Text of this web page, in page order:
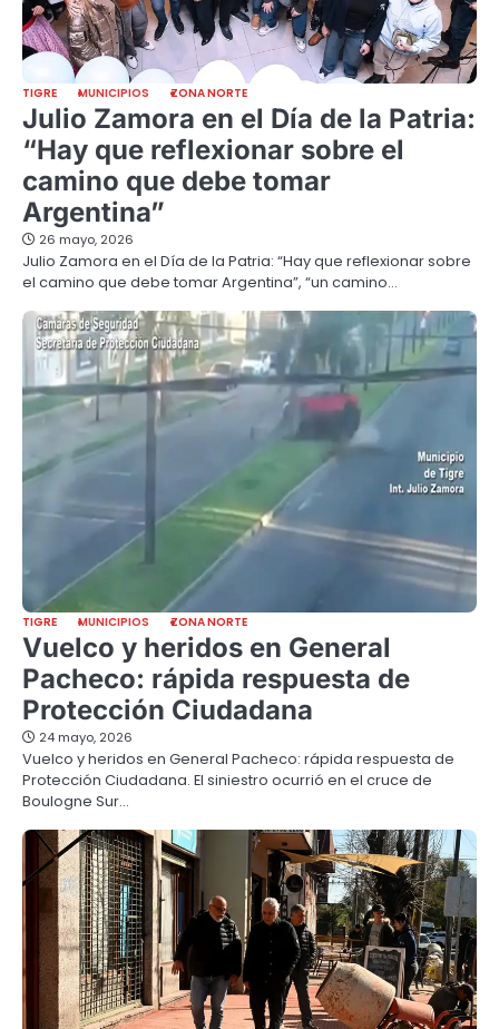
TIGRE MUNICIPIOS ZONA NORTE
Julio Zamora en el Día de la Patria:
“Hay que reflexionar sobre el
camino que debe tomar
Argentina”
26 mayo, 2026
Julio Zamora en el Día de la Patria: “Hay que reflexionar sobre
el camino que debe tomar Argentina”, “un camino…
TIGRE MUNICIPIOS ZONA NORTE
Vuelco y heridos en General
Pacheco: rápida respuesta de
Protección Ciudadana
24 mayo, 2026
Vuelco y heridos en General Pacheco: rápida respuesta de
Protección Ciudadana. El siniestro ocurrió en el cruce de
Boulogne Sur…